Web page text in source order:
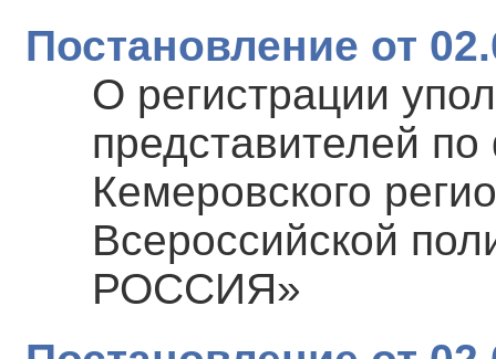
Постановление от
О регистрации
представителей
Кемеровского
Всероссийской
РОССИЯ»